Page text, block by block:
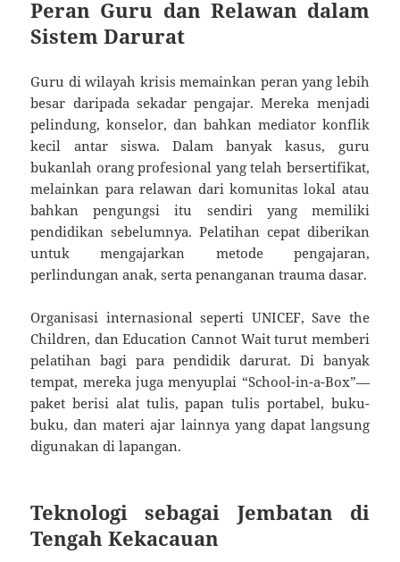
Peran Guru dan Relawan dalam
Sistem Darurat
Guru di wilayah krisis memainkan peran yang lebih
besar daripada sekadar pengajar. Mereka menjadi
pelindung, konselor, dan bahkan mediator konflik
kecil antar siswa. Dalam banyak kasus, guru
bukanlah orang profesional yang telah bersertifikat,
melainkan para relawan dari komunitas lokal atau
bahkan pengungsi itu sendiri yang memiliki
pendidikan sebelumnya. Pelatihan cepat diberikan
untuk mengajarkan metode pengajaran,
perlindungan anak, serta penanganan trauma dasar.
Organisasi internasional seperti UNICEF, Save the
Children, dan Education Cannot Wait turut memberi
pelatihan bagi para pendidik darurat. Di banyak
tempat, mereka juga menyuplai “School-in-a-Box”—
paket berisi alat tulis, papan tulis portabel, buku-
buku, dan materi ajar lainnya yang dapat langsung
digunakan di lapangan.
Teknologi sebagai Jembatan di
Tengah Kekacauan